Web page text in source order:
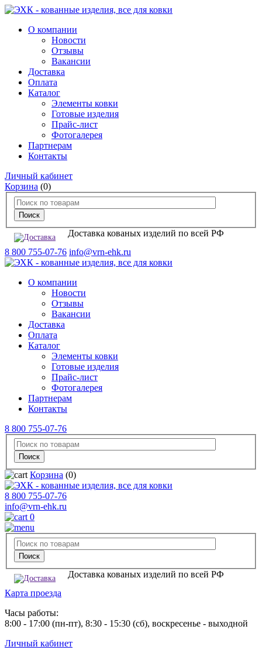
О компании
Новости
Отзывы
Вакансии
Доставка
Оплата
Каталог
Элементы ковки
Готовые изделия
Прайс-лист
Фотогалерея
Партнерам
Контакты
Личный кабинет
Корзина (0)
Доставка кованых изделий по всей РФ
8 800 755-07-76 info@vrn-ehk.ru
О компании
Новости
Отзывы
Вакансии
Доставка
Оплата
Каталог
Элементы ковки
Готовые изделия
Прайс-лист
Фотогалерея
Партнерам
Контакты
8 800 755-07-76
Корзина (0)
8 800 755-07-76
info@vrn-ehk.ru
0
Доставка кованых изделий по всей РФ
Карта проезда
Часы работы:
8:00 - 17:00 (пн-пт), 8:30 - 15:30 (сб), воскресенье - выходной
Личный кабинет